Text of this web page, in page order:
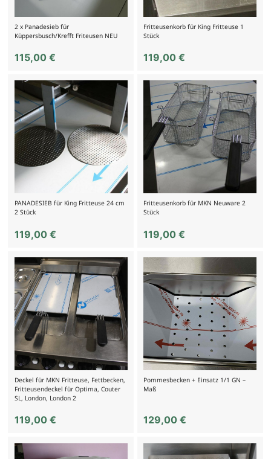
2 x Panadesieb für
Küppersbusch/Krefft Friteusen NEU
115,00 €
Fritteusenkorb für King Fritteuse 1
Stück
119,00€
PANADESIEB für King Fritteuse 24 cm
2 Stück
119,00 €
Fritteusenkorb für MKN Neuware 2
Stück
119,00€
Deckel für MKN Fritteuse, Fettbecken,
Fritteusendeckel für Optima, Couter
SL, London, London 2
119,00 €
Pommesbecken + Einsatz 1/1 GN –
Maß
129,00€